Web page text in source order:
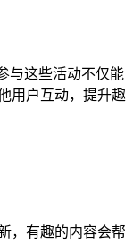
与这些活动不仅能
用户互动，提升趣
，有趣的内容会帮